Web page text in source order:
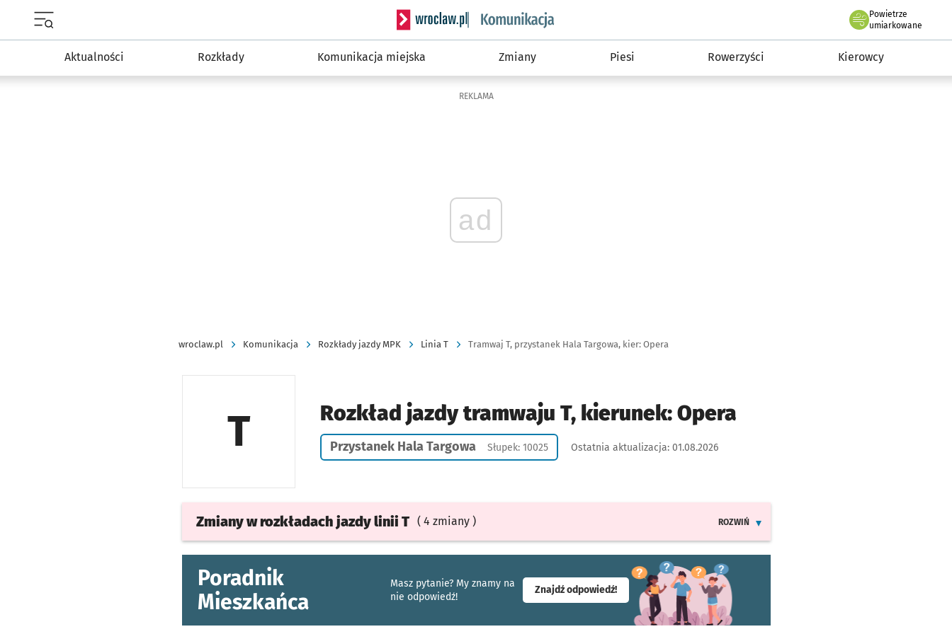
Serwis informacyjny wroclaw.pl podserwis: Komunikacja
Powietrze
we Wrocławiu
umiarkowane
Aktualności Rozkłady Komunikacja miejska Zmiany Piesi Rowerzyści Kierowcy
REKLAMA
ad
wroclaw.pl Komunikacja Rozkłady jazdy MPK Linia T Tramwaj T, przystanek Hala Targowa, kier: Opera
T Rozkład jazdy tramwaju T, kierunek: Opera
Przystanek Hala Targowa Słupek: 10025 Ostatnia aktualizacja: 01.08.2026
Zmiany w rozkładach jazdylinii T ( 4 zmiany )
ROZWIŃ
Poradnik
Mieszkańca
Masz pytanie? My znamy na
nie odpowiedź!
Znajdź odpowiedź!- otworzy się w nowej karcie